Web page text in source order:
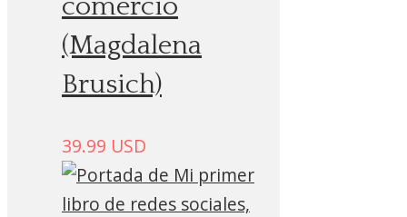
comercio
(Magdalena
Brusich)
39.99 USD